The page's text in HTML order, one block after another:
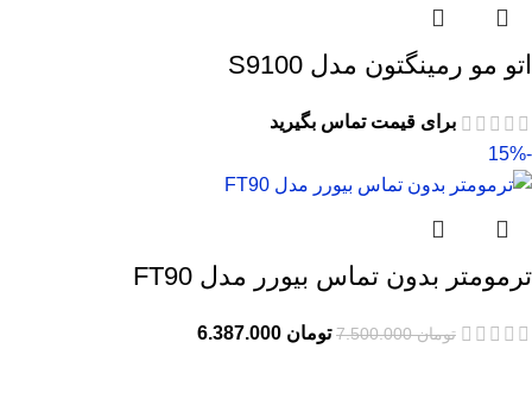
اتو مو رمینگتون مدل S9100
برای قیمت تماس بگیرید
-15%
ترمومتر بدون تماس بیورر مدل FT90
تومان7.500.000 تومان